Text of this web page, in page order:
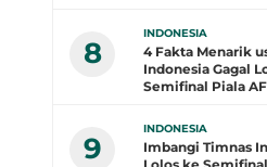
8
INDONESIA
4 Fakta Menarik
Indonesia Gagal
Semifinal Piala
9
INDONESIA
Imbangi Timnas